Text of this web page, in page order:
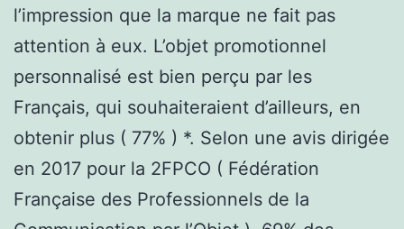
l’impression que la marque ne fait pas
attention à eux. L’objet promotionnel
personnalisé est bien perçu par les
Français, qui souhaiteraient d’ailleurs, en
obtenir plus ( 77% ) *. Selon une avis dirigée
en 2017 pour la 2FPCO ( Fédération
Française des Professionnels de la